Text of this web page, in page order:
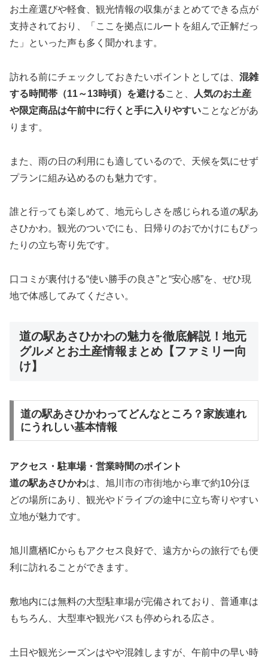
お土産選びや軽食、観光情報の収集がまとめてできる点が
支持されており、「ここを拠点にルートを組んで正解だっ
た」といった声も多く聞かれます。
訪れる前にチェックしておきたいポイントとしては、 混雑
する時間帯（11～13時頃）を避けること、
人気のお土産
や限定商品は午前中に行くと手に入りやすいことなどがあ
ります。
また、雨の日の利用にも適しているので、天候を気にせず
プランに組み込めるのも魅力です。
誰と行っても楽しめて、地元らしさを感じられる道の駅あ
さひかわ。観光のついでにも、日帰りのおでかけにもぴっ
たりの立ち寄り先です。
口コミが裏付ける“使い勝手の良さ”と“安心感”を、ぜひ現
地で体感してみてください。
道の駅あさひかわの魅力を徹底解説！地元
グルメとお土産情報まとめ【ファミリー向
け】
道の駅あさひかわってどんなところ？家族連れ
にうれしい基本情報
アクセス・駐車場・営業時間のポイント
道の駅あさひかわは、旭川市の市街地から車で約10分ほ
どの場所にあり、観光やドライブの途中に立ち寄りやすい
立地が魅力です。
旭川鷹栖ICからもアクセス良好で、遠方からの旅行でも便
利に訪れることができます。
敷地内には無料の大型駐車場が完備されており、普通車は
もちろん、大型車や観光バスも停められる広さ。
土日や観光シーズンはやや混雑しますが、午前中の早い時